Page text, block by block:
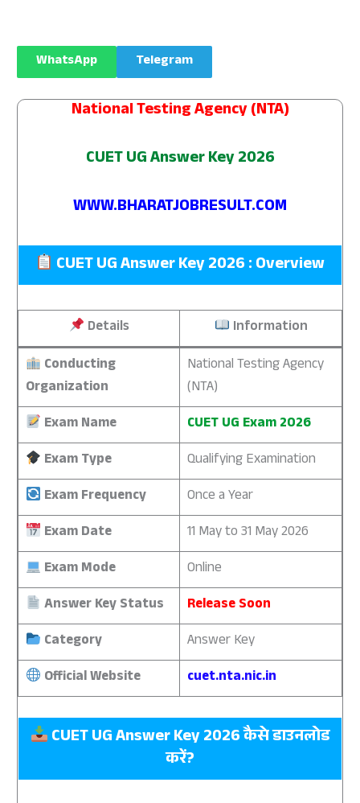
WhatsApp Telegram
National Testing Agency (NTA)
CUET UG Answer Key 2026
WWW.BHARATJOBRESULT.COM
CUET UG Answer Key 2026 : Overview
Details
Information
Conducting
Organization
National Testing Agency
(NTA)
Exam Name
CUET UG Exam 2026
Exam Type
Qualifying Examination
Exam Frequency
Once a Year
Exam Date
11 May to 31 May 2026
Exam Mode
Online
Answer Key Status
Release Soon
Category
Answer Key
Official Website
cuet.nta.nic.in
CUET UG Answer Key 2026 कैसे डाउनलोड
करें?